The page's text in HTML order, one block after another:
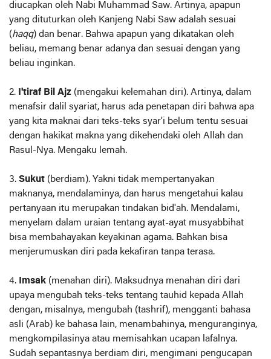
diucapkan oleh Nabi Muhammad Saw. Artinya, apapun
yang dituturkan oleh Kanjeng Nabi Saw adalah sesuai
(haqq) dan benar. Bahwa apapun yang dikatakan oleh
beliau, memang benar adanya dan sesuai dengan yang
beliau inginkan.
2. I'tiraf Bil Ajz (mengakui kelemahan diri). Artinya, dalam
menafsir dalil syariat, harus ada penetapan diri bahwa apa
yang kita maknai dari teks-teks syar'i belum tentu sesuai
dengan hakikat makna yang dikehendaki oleh Allah dan
Rasul-Nya. Mengaku lemah.
3. Sukut (berdiam). Yakni tidak mempertanyakan
maknanya, mendalaminya, dan harus mengetahui kalau
pertanyaan itu merupakan tindakan bid'ah. Mendalami,
menyelam dalam uraian tentang ayat-ayat musyabbihat
bisa membahayakan keyakinan agama. Bahkan bisa
menjerumuskan diri pada kekafiran tanpa terasa.
4. Imsak (menahan diri). Maksudnya menahan diri dari
upaya mengubah teks-teks tentang tauhid kepada Allah
dengan, misalnya, mengubah (tashrif), mengganti bahasa
asli (Arab) ke bahasa lain, menambahinya, menguranginya,
mengkompilasinya atau memisahkan ucapan lafalnya.
Sudah sepantasnya berdiam diri, mengimani pengucapan